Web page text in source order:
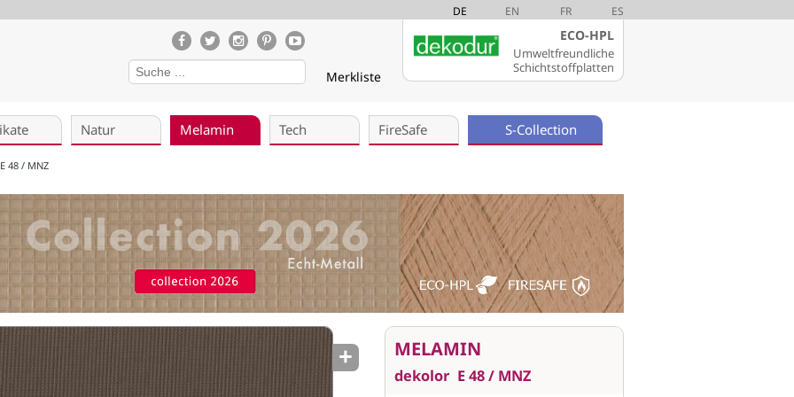
DE EN FR ES
Merkliste
ECO-HPL
Umweltfreundliche
Schichtstoffplatten
Natur Melamin Tech FireSafe S-Collection
E 48 / MNZ
MELAMIN
dekolor E 48 / MNZ